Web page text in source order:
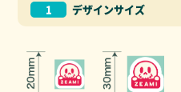
1 デザインサイズ